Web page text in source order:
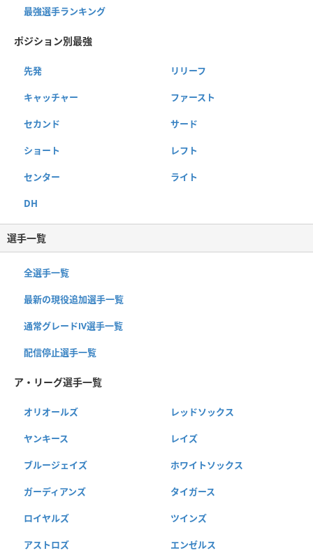
最強選手ランキング
ポジション別最強
先発 リリーフ
キャッチャー ファースト
セカンド サード
ショート レフト
センター ライト
DH
選手一覧
全選手一覧
最新の現役追加選手一覧
通常グレードⅣ選手一覧
配信停止選手一覧
ア・リーグ選手一覧
オリオールズ レッドソックス
ヤンキース レイズ
ブルージェイズ ホワイトソックス
ガーディアンズ タイガース
ロイヤルズ ツインズ
アストロズ エンゼルス